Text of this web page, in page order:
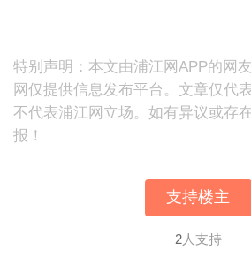
特别声明：本文由浦江网APP的网
网仅提供信息发布平台。文章仅代
不代表浦江网立场。如有异议或存
报！
支持楼主
2人支持